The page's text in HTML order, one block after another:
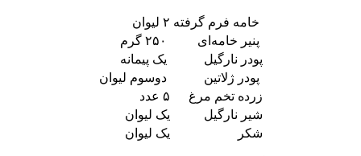
خامه فرم گرفته ۲ لیوان
پنیر خامه‌ای
پودر نارگیل
یک پیمانه
پودر ژلاتین
دوسوم لیوان
زرده تخم مرغ
۵ عدد
شیر نارگیل
یک لیوان
شکر
یک لیوان